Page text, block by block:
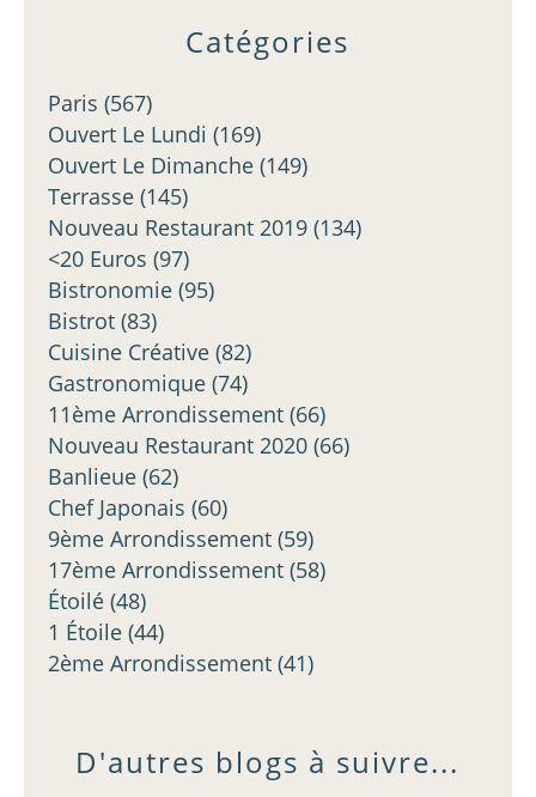
Catégories
Paris (567)
Ouvert Le Lundi (169)
Ouvert Le Dimanche (149)
Terrasse (145)
Nouveau Restaurant 2019 (134)
<20 Euros (97)
Bistronomie (95)
Bistrot (83)
Cuisine Créative (82)
Gastronomique (74)
11ème Arrondissement (66)
Nouveau Restaurant 2020 (66)
Banlieue (62)
Chef Japonais (60)
9ème Arrondissement (59)
17ème Arrondissement (58)
Étoilé (48)
1 Étoile (44)
2ème Arrondissement (41)
D'autres blogs à suivre...